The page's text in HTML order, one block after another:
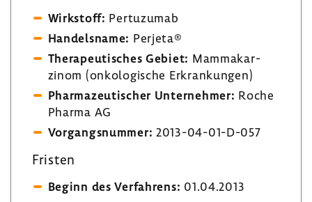
Wirk­stoff: Pertu­zumab
Handels­name: Perjeta®
Thera­peu­ti­sches Gebiet: Mamma­kar­
zinom (onko­lo­gi­sche Erkran­kungen)
Phar­ma­zeu­ti­scher Unter­nehmer: Roche
Pharma AG
Vorgangs­nummer: 2013-​04-01-D-057
Fristen
Beginn des Verfah­rens: 01.04.2013